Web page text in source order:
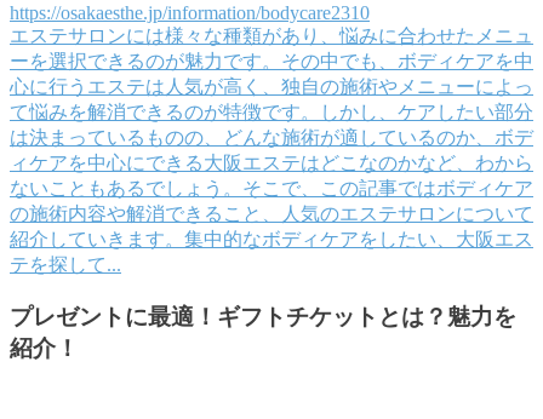
https://osakaesthe.jp/information/bodycare2310
エステサロンには様々な種類があり、悩みに合わせたメニュ
ーを選択できるのが魅力です。その中でも、ボディケアを中
心に行うエステは人気が高く、独自の施術やメニューによっ
て悩みを解消できるのが特徴です。しかし、ケアしたい部分
は決まっているものの、どんな施術が適しているのか、ボデ
ィケアを中心にできる大阪エステはどこなのかなど、わから
ないこともあるでしょう。そこで、この記事ではボディケア
の施術内容や解消できること、人気のエステサロンについて
紹介していきます。集中的なボディケアをしたい、大阪エス
テを探して...
プレゼントに最適！ギフトチケットとは？魅力を
紹介！